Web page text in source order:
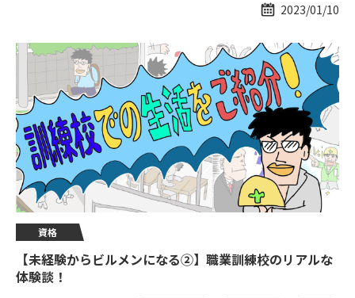
2023/01/10
資格
【未経験からビルメンになる②】職業訓練校のリアルな
体験談！